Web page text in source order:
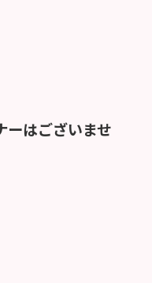
ーはございませ